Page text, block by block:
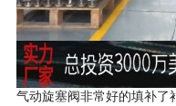
气动旋塞阀非常好的填补了